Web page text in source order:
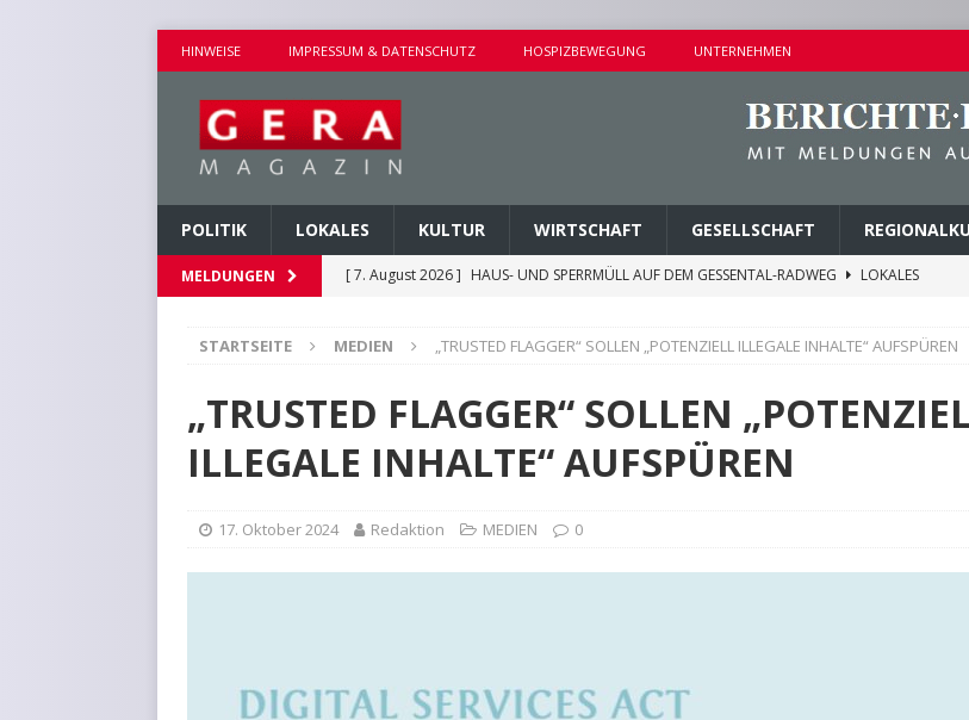
HINWEISE IMPRESSUM & DATENSCHUTZ HOSPIZBEWEGUNG UNTERNEHMEN
POLITIK LOKALES KULTUR WIRTSCHAFT GESELLSCHAFT
MELDUNGEN [ 7. August 2026 ] HAUS- UND SPERRMÜLL AUF DEM GESSENTAL-RADWEG
LOKALES
[ 7. August 2026 ] NEUE FAHRPREISE SEIT 1. AUGUST 2026
LOKALES
[ 7. August 2026 ]
KEINE WEITEREN DETAILS BEKANNT
VERMISCHTES
KINDERWAGEN UND KINDERSITZ GESTOHLEN
STARTSEITE MEDIEN „TRUSTED FLAGGER“ SOLLEN „POTENZIELL ILLEGALE INHALTE“ AUFSPÜREN
„TRUSTED FLAGGER“ SOLLEN
ILLEGALE INHALTE“ AUFSPÜREN
17. Oktober 2024 Redaktion MEDIEN 0